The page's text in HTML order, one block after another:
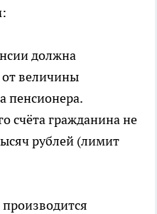
должна
от величины
пенсионера.
счёта гражданина не
рублей (лимит